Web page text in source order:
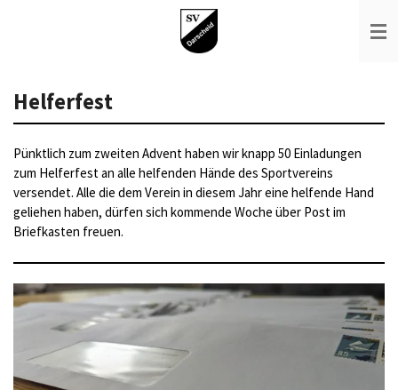
Helferfest
Pünktlich zum zweiten Advent haben wir knapp 50 Einladungen
zum Helferfest an alle helfenden Hände des Sportvereins
versendet. Alle die dem Verein in diesem Jahr eine helfende Hand
geliehen haben, dürfen sich kommende Woche über Post im
Briefkasten freuen.